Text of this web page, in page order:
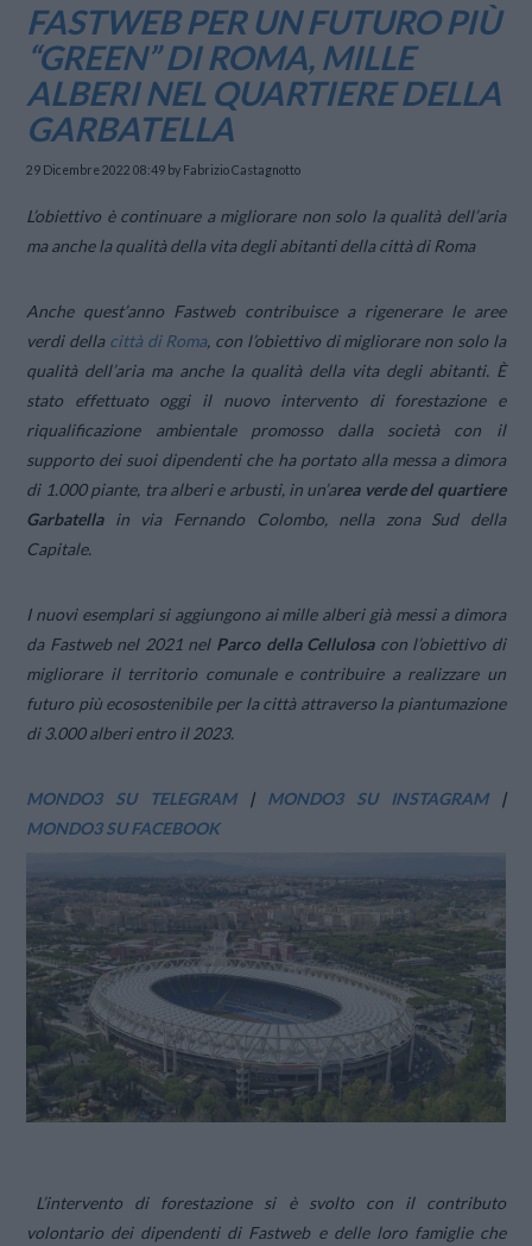
FASTWEB PER UN FUTURO PIÙ
“GREEN” DI ROMA, MILLE
ALBERI NEL QUARTIERE DELLA
GARBATELLA
29 Dicembre 2022 08:49 by Fabrizio Castagnotto
L’obiettivo è continuare a migliorare non solo la qualità dell’aria
ma anche la qualità della vita degli abitanti della città di Roma
Anche quest’anno Fastweb contribuisce a rigenerare le aree
verdi della città di Roma, con l’obiettivo di migliorare non solo la
qualità dell’aria ma anche la qualità della vita degli abitanti. È
stato effettuato oggi il nuovo intervento di forestazione e
riqualificazione ambientale promosso dalla società con il
supporto dei suoi dipendenti che ha portato alla messa a dimora
di 1.000 piante, tra alberi e arbusti, in un’area verde del quartiere
Garbatellain via Fernando Colombo, nella zona Sud della
Capitale.
I nuovi esemplari si aggiungono ai mille alberi già messi a dimora
da Fastweb nel 2021 nel Parco della Cellulosacon l’obiettivo di
migliorare il territorio comunale e contribuire a realizzare un
futuro più ecosostenibile per la città attraverso la piantumazione
di 3.000 alberi entro il 2023.
MONDO3 SU TELEGRAM| MONDO3 SU INSTAGRAM|
MONDO3 SU FACEBOOK
L’intervento di forestazione si è svolto con il contributo
volontario dei dipendenti di Fastweb e delle loro famiglie che